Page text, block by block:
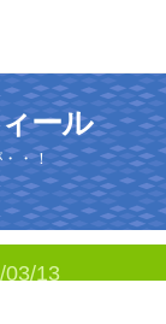
ール
・！
03/13